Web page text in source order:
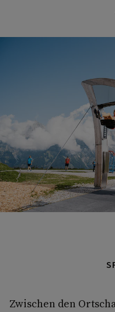
Zwischen den